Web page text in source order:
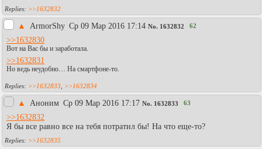
>>1632832
▲ АrmоrShy Ср 09 Мар 2016 17:14 No. 1632832 62
>>1632830
Вот на Вас бы и заработала.
>>1632831
Но ведь неудобно… На смартфоне-то.
>>1632833 >>1632834
▲ Аноним Ср 09 Мар 2016 17:17 No. 1632833 63
>>1632832
Я бы все равно все на тебя потратил бы! На что еще-то?
>>1632835